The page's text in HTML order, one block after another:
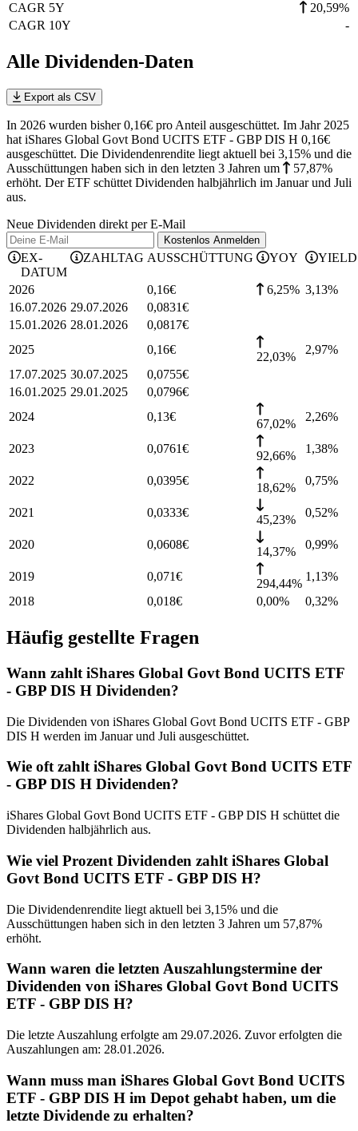
CAGR 5Y
20,59%
CAGR 10Y
-
Alle Dividenden-Daten
Export als CSV
In 2026 wurden bisher 0,16€ pro Anteil ausgeschüttet. Im Jahr 2025
hat iShares Global Govt Bond UCITS ETF - GBP DIS H 0,16€
ausgeschüttet. Die Dividendenrendite liegt aktuell bei 3,15% und die
Ausschüttungen haben sich in den letzten 3 Jahren um
57,87%
erhöht. Der ETF schüttet Dividenden halbjährlich im Januar und Juli
aus.
Neue Dividenden direkt per E-Mail
Kostenlos Anmelden
EX-
DATUM
ZAHLTAG AUSSCHÜTTUNG YOY YIELD
2026 0,16€ 6,25% 3,13%
16.07.2026 29.07.2026 0,0831€
15.01.2026 28.01.2026 0,0817€
2025
0,16€
22,03%
2,97%
17.07.2025 30.07.2025 0,0755€
16.01.2025 29.01.2025 0,0796€
2024
0,13€
67,02%
2,26%
2023 0,0761€
92,66%
1,38%
2022 0,0395€
18,62%
0,75%
2021 0,0333€
45,23%
0,52%
2020 0,0608€
14,37%
0,99%
2019 0,071€
294,44%
1,13%
2018
0,018€ 0,00% 0,32%
Häufig gestellte Fragen
Wann zahlt iShares Global Govt Bond UCITS ETF
- GBP DIS H Dividenden?
Die Dividenden von iShares Global Govt Bond UCITS ETF - GBP
DIS H werden im Januar und Juli ausgeschüttet.
Wie oft zahlt iShares Global Govt Bond UCITS ETF
- GBP DIS H Dividenden?
iShares Global Govt Bond UCITS ETF - GBP DIS H schüttet die
Dividenden halbjährlich aus.
Wie viel Prozent Dividenden zahlt iShares Global
Govt Bond UCITS ETF - GBP DIS H?
Die Dividendenrendite liegt aktuell bei 3,15% und die
Ausschüttungen haben sich in den letzten 3 Jahren um 57,87%
erhöht.
Wann waren die letzten Auszahlungstermine der
Dividenden von iShares Global Govt Bond UCITS
ETF - GBP DIS H?
Die letzte Auszahlung erfolgte am 29.07.2026. Zuvor erfolgten die
Auszahlungen am: 28.01.2026.
Wann muss man iShares Global Govt Bond UCITS
ETF - GBP DIS H im Depot gehabt haben, um die
letzte Dividende zu erhalten?